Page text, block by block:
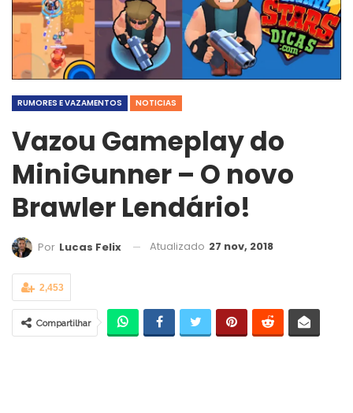
RUMORES E VAZAMENTOS NOTICIAS
Vazou Gameplay do
MiniGunner – O novo
Brawler Lendário!
Por Lucas Felix Atualizado 27 nov, 2018
2,453
Compartilhar